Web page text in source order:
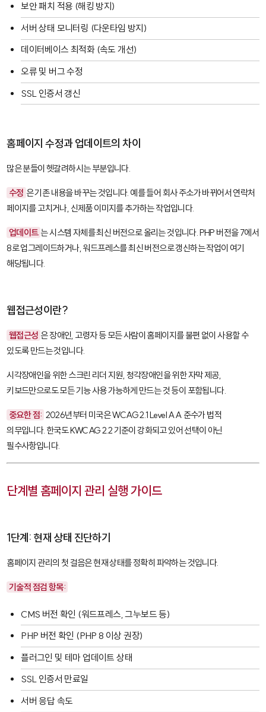
보안 패치 적용 (해킹 방지)
서버 상태 모니터링 (다운타임 방지)
데이터베이스 최적화 (속도 개선)
오류 및 버그 수정
SSL 인증서 갱신
홈페이지 수정과 업데이트의 차이
많은 분들이 헷갈려하시는 부분입니다.
수정 은 기존 내용을 바꾸는 것입니다. 예를 들어 회사 주소가 바뀌어서 연락처
페이지를 고치거나, 신제품 이미지를 추가하는 작업입니다.
업데이트 는 시스템 자체를 최신 버전으로 올리는 것입니다. PHP 버전을 7에서
8로 업그레이드하거나, 워드프레스를 최신 버전으로 갱신하는 작업이 여기
해당됩니다.
웹접근성이란?
웹접근성 은 장애인, 고령자 등 모든 사람이 홈페이지를 불편 없이 사용할 수
있도록 만드는 것입니다.
시각장애인을 위한 스크린 리더 지원, 청각장애인을 위한 자막 제공,
키보드만으로도 모든 기능 사용 가능하게 만드는 것 등이 포함됩니다.
중요한 점: 2026년부터 미국은 WCAG 2.1 Level AA 준수가 법적
의무입니다. 한국도 KWCAG 2.2 기준이 강화되고 있어 선택이 아닌
필수사항입니다.
단계별 홈페이지 관리 실행 가이드
1단계: 현재 상태 진단하기
홈페이지 관리의 첫 걸음은 현재 상태를 정확히 파악하는 것입니다.
기술적 점검 항목:
CMS 버전 확인 (워드프레스, 그누보드 등)
PHP 버전 확인 (PHP 8 이상 권장)
플러그인 및 테마 업데이트 상태
SSL 인증서 만료일
서버 응답 속도